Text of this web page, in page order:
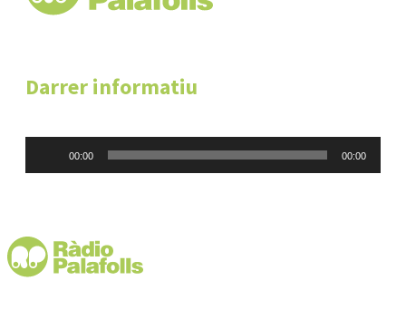
Darrer informatiu
00:00 00:00